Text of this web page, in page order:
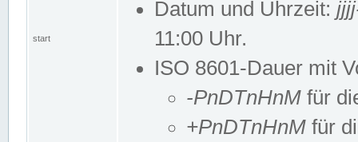
start
Datum und Uhrzeit:
11:00 Uhr.
ISO 8601-Dauer mit
-PnDTnHnM für
+PnDTnHnM für